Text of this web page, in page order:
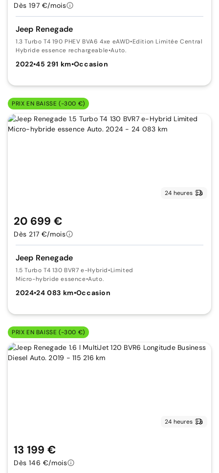
Jeep Renegade
1.3 Turbo T4 190 PHEV BVA6 4xe eAWD•Edition Limitée Central Park
Hybride essence rechargeable•Auto.
2022•45 291 km•Occasion
Dès 197 €/mois
PRIX EN BAISSE (-300 €)
24 heures
Jeep Renegade
1.5 Turbo T4 130 BVR7 e-Hybrid•Limited
Micro-hybride essence•Auto.
2024•24 083 km•Occasion
20 699 €
Dès 217 €/mois
PRIX EN BAISSE (-300 €)
24 heures
13 199 €
Dès 146 €/mois